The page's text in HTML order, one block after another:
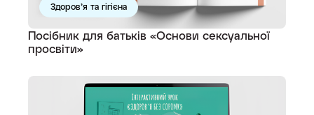
Здоров’я та гігієна
Посібник для батьків «Основи сексуальної
просвіти»